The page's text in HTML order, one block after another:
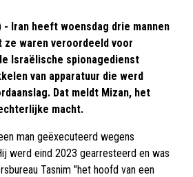
- Iran heeft woensdag drie mannen
ze waren veroordeeld voor
Israëlische spionagedienst
van apparatuur die werd
Dat meldt Mizan, het
macht.
man geëxecuteerd wegens
werd eind 2023 gearresteerd en was
Tasnim "het hoofd van een